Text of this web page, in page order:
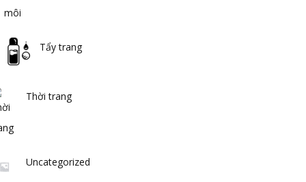
Tẩy trang
Thời trang
Uncategorized